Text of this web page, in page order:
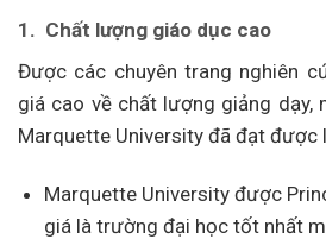
1. Chất lượng giáo dục cao
Được các chuyên trang nghiên
giá cao về chất lượng giảng dạy,
Marquette University đã đạt được
Marquette University được
giá là trường đại học tốt nhất